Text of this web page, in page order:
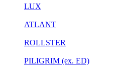
LUX
ATLANT
ROLLSTER
PILIGRIM (ex. ED)